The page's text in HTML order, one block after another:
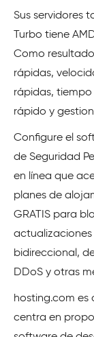
Sus servidores
Turbo tiene
Como
rápidas,
rápidas, tiempo
rápido y
Configure el
de Seguridad
en línea que
planes de
GRATIS para
actualizaciones
bidireccional,
DDoS y otras
hosting.com es
centra en